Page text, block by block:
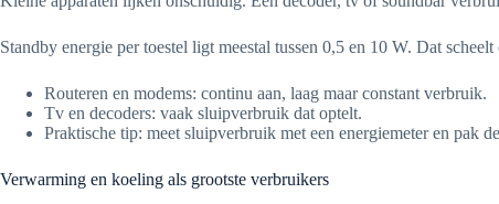
Standby energie per toestel ligt meestal tussen 0,5 en 10 W. Dat
Routeren en modems: continu aan, laag maar constant verbruik.
Tv en decoders: vaak sluipverbruik dat optelt.
Praktische tip: meet sluipverbruik met een energiemeter en pak
Verwarming en koeling als grootste verbruikers